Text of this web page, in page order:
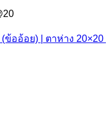
ข้ออ้อย) | ตาห่าง